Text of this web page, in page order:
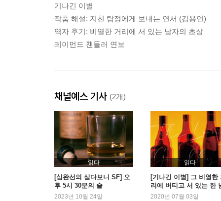
기나긴 이별
작품 해설: 지친 탐정에게 보내는 연서 (김용언)
역자 후기: 비열한 거리에 서 있는 남자의 초상
레이먼드 챈들러 연보
채널예스 기사 (2개)
읽다
[심완선의 살다보니 SF] 오
후 5시 30분의 술
2023년 10월 24일
읽다
[기나긴 이별] 그 비열한
리에 버티고 서 있는 한
자의 초상
2020년 07월 03일